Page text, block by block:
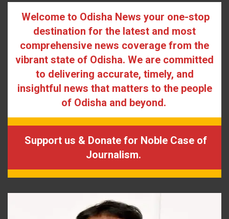
Welcome to Odisha News your one-stop
destination for the latest and most
comprehensive news coverage from the
vibrant state of Odisha. We are committed
to delivering accurate, timely, and
insightful news that matters to the people
of Odisha and beyond.
Support us & Donate for Noble Case of
Journalism.